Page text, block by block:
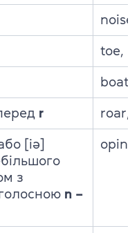
toe,
boat,
r roar,
[iə]
з
n –